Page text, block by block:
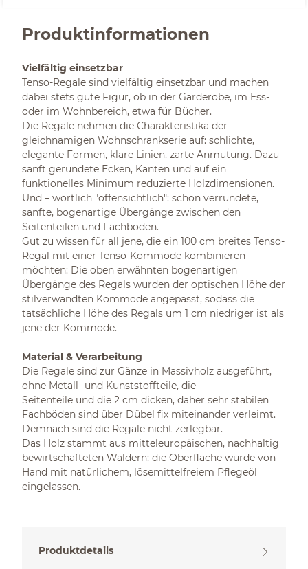
Produktinformationen
Vielfältig einsetzbar
Tenso-Regale sind vielfältig einsetzbar und machen
dabei stets gute Figur, ob in der Garderobe, im Ess-
oder im Wohnbereich, etwa für Bücher.
Die Regale nehmen die Charakteristika der
gleichnamigen Wohnschrankserie auf: schlichte,
elegante Formen, klare Linien, zarte Anmutung. Dazu
sanft gerundete Ecken, Kanten und auf ein
funktionelles Minimum reduzierte Holzdimensionen.
Und – wörtlich "offensichtlich": schön verrundete,
sanfte, bogenartige Übergänge zwischen den
Seitenteilen und Fachböden.
Gut zu wissen für all jene, die ein 100 cm breites Tenso-
Regal mit einer Tenso-Kommode kombinieren
möchten: Die oben erwähnten bogenartigen
Übergänge des Regals wurden der optischen Höhe der
stilverwandten Kommode angepasst, sodass die
tatsächliche Höhe des Regals um 1 cm niedriger ist als
jene der Kommode.
Material & Verarbeitung
Die Regale sind zur Gänze in Massivholz ausgeführt,
ohne Metall- und Kunststoffteile, die
Seitenteile und die 2 cm dicken, daher sehr stabilen
Fachböden sind über Dübel fix miteinander verleimt.
Demnach sind die Regale nicht zerlegbar.
Das Holz stammt aus mitteleuropäischen, nachhaltig
bewirtschafteten Wäldern; die Oberfläche wurde von
Hand mit natürlichem, lösemittelfreiem Pflegeöl
eingelassen.
Produktdetails